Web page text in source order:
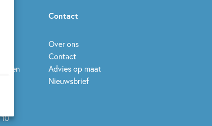
Contact
Over ons
Contact
Advies op maat
Nieuwsbrief